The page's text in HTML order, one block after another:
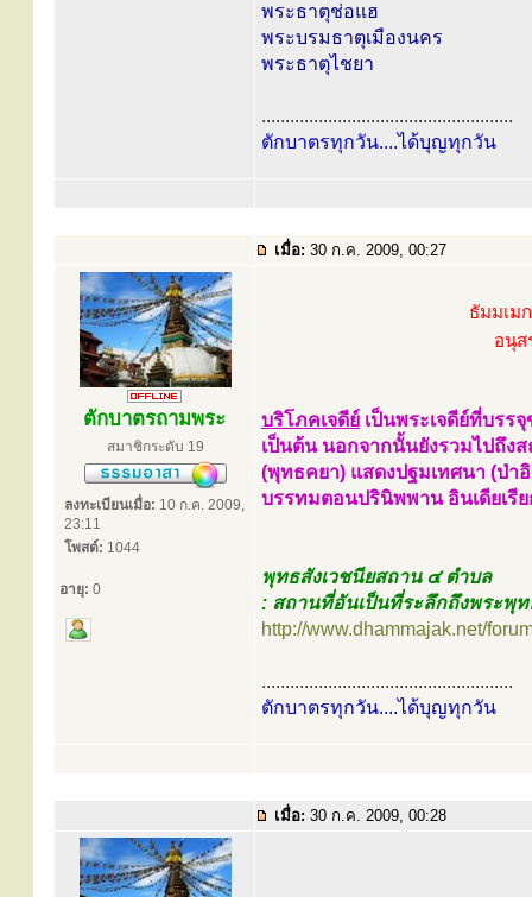
พระธาตุช่อแฮ
พระบรมธาตุเมืองนคร
พระธาตุไชยา
.....................................................
ตักบาตรทุกวัน....ได้บุญทุกวัน
เมื่อ: 30 ก.ค. 2009, 00:27
ตักบาตรถามพระ
สมาชิกระดับ 19
ลงทะเบียนเมื่อ: 10 ก.ค. 2009,
23:11
โพสต์: 1044
อายุ: 0
ธัมมเม
อนุ
บริโภคเจดีย์ เป็นพระเจดีย์ที่บรร
เป็นต้น นอกจากนั้นยังรวมไปถึง
(พุทธคยา) แสดงปฐมเทศนา (ป่
บรรทมตอนปรินิพพาน อินเดียเรี
พุทธสังเวชนียสถาน ๔ ตำบล
: สถานที่อันเป็นที่ระลึกถึงพระพุท
http://www.dhammajak.net/
.....................................................
ตักบาตรทุกวัน....ได้บุญทุกวัน
เมื่อ: 30 ก.ค. 2009, 00:28